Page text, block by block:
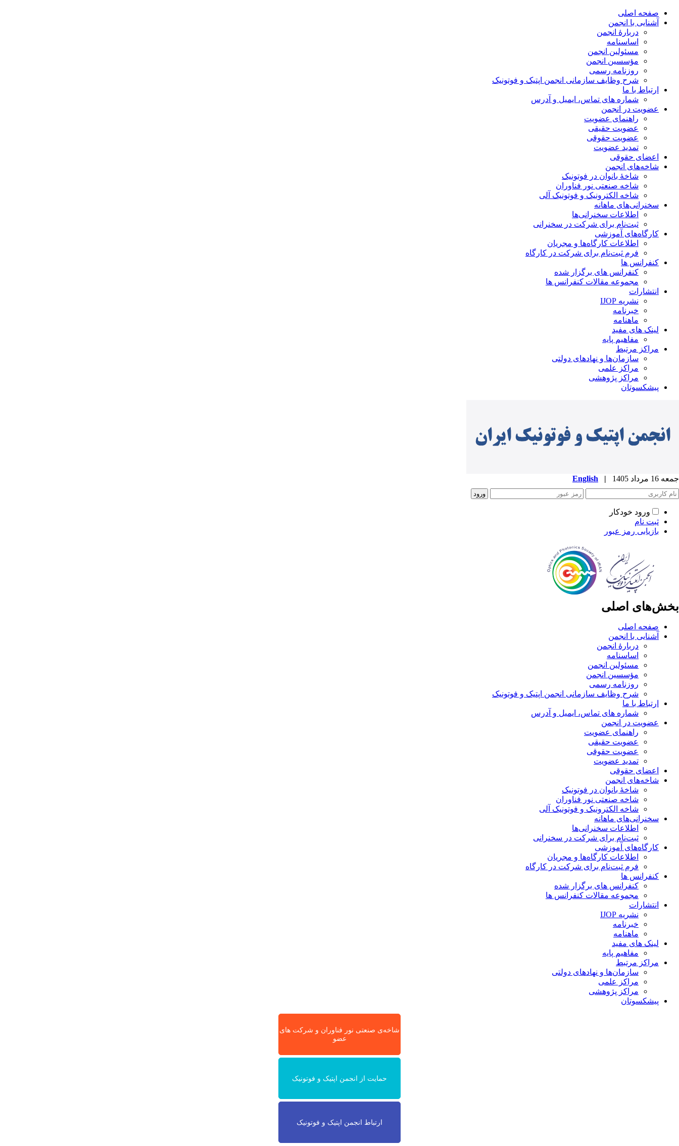
صفحه اصلی
آشنایی با انجمن
دربارۀ انجمن
اساسنامه
مسئولین انجمن
مؤسسین انجمن
روزنامه رسمی
شرح وظایف سازمانی انجمن اپتیک و فوتونیک
ارتباط با ما
شماره های تماس، ایمیل و آدرس
عضویت در انجمن
راهنمای عضویت
عضویت حقیقی
عضویت حقوقی
تمدید عضویت
اعضای حقوقی
شاخه‌های انجمن
شاخۀ بانوان در فوتونیک
شاخه صنعتی نور فناوران
شاخه‌ الکترونیک و فوتونیک آلی
سخنرانی‌های ماهانه
اطلاعات سخنرانی‌‌ها
ثبت‌نام برای شرکت در سخنرانی
کارگاه‌های آموزشی
اطلاعات کارگاه‌ها و مجریان
فرم ثبت‌نام برای شرکت در کارگاه
کنفرانس ها
کنفرانس های برگزار شده
مجموعه مقالات کنفرانس ها
انتشارات
نشریه IJOP
خبرنامه
ماهنامه
لینک های مفید
مفاهیم پایه
مراکز مرتبط
سازمان‌ها و نهادهای دولتی
مراکز علمی
مراکز پژوهشی
پیشکسوتان
جمعه 16 مرداد 1405 |
English
ورود خودکار
ثبت نام
بازیابی رمز عبور
بخش‌های اصلی
صفحه اصلی
آشنایی با انجمن
دربارۀ انجمن
اساسنامه
مسئولین انجمن
مؤسسین انجمن
روزنامه رسمی
شرح وظایف سازمانی انجمن اپتیک و فوتونیک
ارتباط با ما
شماره های تماس، ایمیل و آدرس
عضویت در انجمن
راهنمای عضویت
عضویت حقیقی
عضویت حقوقی
تمدید عضویت
اعضای حقوقی
شاخه‌های انجمن
شاخۀ بانوان در فوتونیک
شاخه صنعتی نور فناوران
شاخه‌ الکترونیک و فوتونیک آلی
سخنرانی‌های ماهانه
اطلاعات سخنرانی‌‌ها
ثبت‌نام برای شرکت در سخنرانی
کارگاه‌های آموزشی
اطلاعات کارگاه‌ها و مجریان
فرم ثبت‌نام برای شرکت در کارگاه
کنفرانس ها
کنفرانس های برگزار شده
مجموعه مقالات کنفرانس ها
انتشارات
نشریه IJOP
خبرنامه
ماهنامه
لینک های مفید
مفاهیم پایه
مراکز مرتبط
سازمان‌ها و نهادهای دولتی
مراکز علمی
مراکز پژوهشی
پیشکسوتان
شاخه‌ی صنعتی نور فناوران و شرکت های
عضو
حمایت از انجمن اپتیک و فوتونیک
ارتباط انجمن اپتیک و فوتونیک